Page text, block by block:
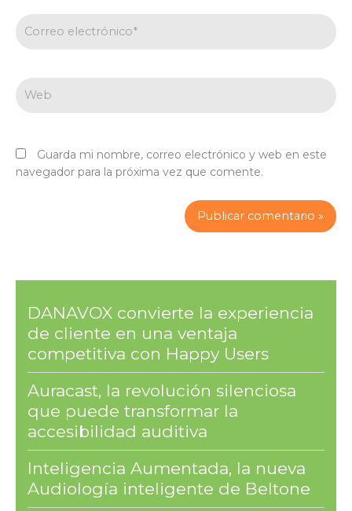
Guarda mi nombre, correo electrónico y web en este
navegador para la próxima vez que comente.
DANAVOX convierte la experiencia
de cliente en una ventaja
competitiva con Happy Users
Auracast, la revolución silenciosa
que puede transformar la
accesibilidad auditiva
Inteligencia Aumentada, la nueva
Audiología inteligente de Beltone